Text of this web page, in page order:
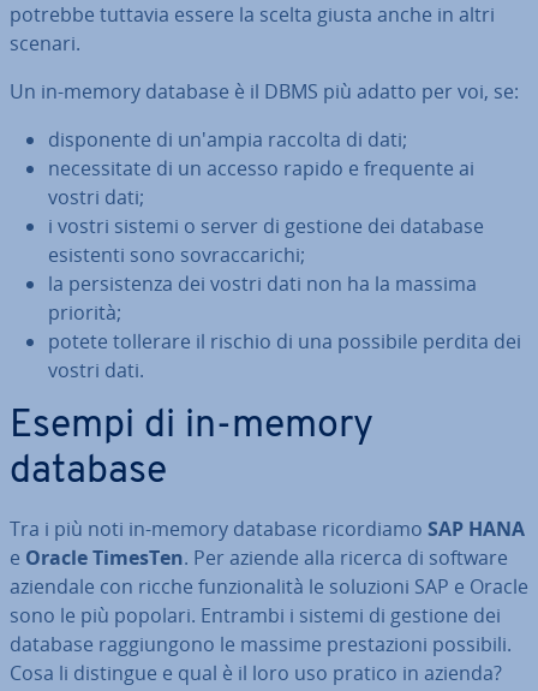
potrebbe tuttavia essere la scelta giusta anche in altri
scenari.
Un in-memory database è il DBMS più adatto per voi, se:
di­spo­nen­te di un'ampia raccolta di dati;
ne­ces­si­ta­te di un accesso rapido e frequente ai
vostri dati;
i vostri sistemi o server di gestione dei database
esistenti sono so­vrac­ca­ri­chi;
la per­si­sten­za dei vostri dati non ha la massima
priorità;
potete tollerare il rischio di una possibile perdita dei
vostri dati.
Esempi di in-memory
database
Tra i più noti in-memory database ri­cor­dia­mo SAP HANA
e Oracle TimesTen. Per aziende alla ricerca di software
aziendale con ricche fun­zio­na­li­tà le soluzioni SAP e Oracle
sono le più popolari. Entrambi i sistemi di gestione dei
database rag­giun­go­no le massime pre­sta­zio­ni possibili.
Cosa li distingue e qual è il loro uso pratico in azienda?